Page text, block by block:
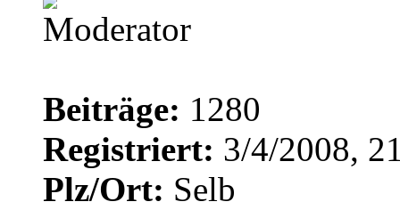
Beiträge: 1280
Registriert: 3/4/2008,
Plz/Ort: Selb